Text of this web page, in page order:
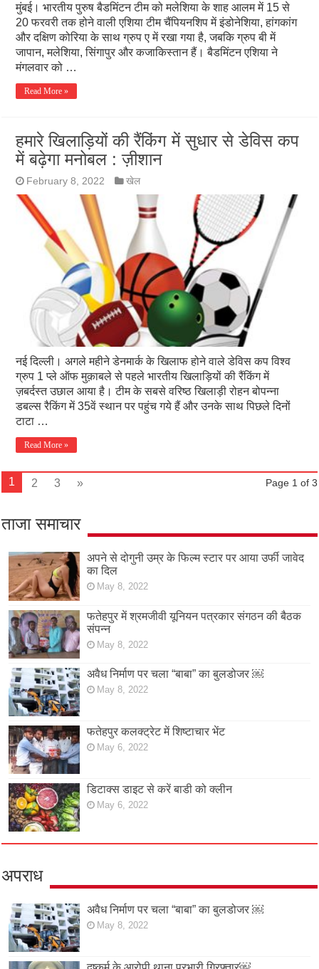
मुंबई। भारतीय पुरुष बैडमिंटन टीम को मलेशिया के शाह आलम में 15 से
20 फरवरी तक होने वाली एशिया टीम चैंपियनशिप में इंडोनेशिया, हांगकांग
और दक्षिण कोरिया के साथ ग्रुप ए में रखा गया है, जबकि ग्रुप बी में
जापान, मलेशिया, सिंगापुर और कजाकिस्तान हैं। बैडमिंटन एशिया ने
मंगलवार को …
Read More »
हमारे खिलाड़ियों की रैंकिंग में सुधार से डेविस कप
में बढ़ेगा मनोबल : ज़ीशान
February 8, 2022 खेल
नई दिल्ली। अगले महीने डेनमार्क के खिलाफ होने वाले डेविस कप विश्व
ग्रुप 1 प्ले ऑफ मुक़ाबले से पहले भारतीय खिलाड़ियों की रैंकिंग में
ज़बर्दस्त उछाल आया है। टीम के सबसे वरिष्ठ खिलाड़ी रोहन बोपन्ना
डबल्स रैकिंग में 35वें स्थान पर पहुंच गये हैं और उनके साथ पिछले दिनों
टाटा …
Read More »
Page 1 of 3
1 2 3 »
ताजा समाचार
अपने से दोगुनी उम्र के फिल्म स्टार पर आया उर्फी जावेद
का दिल
May 8, 2022
फतेहपुर में श्रमजीवी यूनियन पत्रकार संगठन की बैठक
संपन्न
May 8, 2022
अवैध निर्माण पर चला “बाबा” का बुलडोजर ￼
May 8, 2022
फतेहपुर कलक्ट्रेट में शिष्टाचार भेंट
May 6, 2022
डिटाक्स डाइट से करें बाडी को क्लीन
May 6, 2022
अपराध
अवैध निर्माण पर चला “बाबा” का बुलडोजर ￼
May 8, 2022